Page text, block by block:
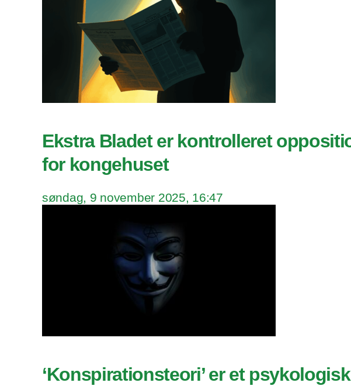
Ekstra Bladet er kontrolleret
for kongehuset
søndag, 9 november 2025, 16:47
‘Konspirationsteori’ er et psykologisk